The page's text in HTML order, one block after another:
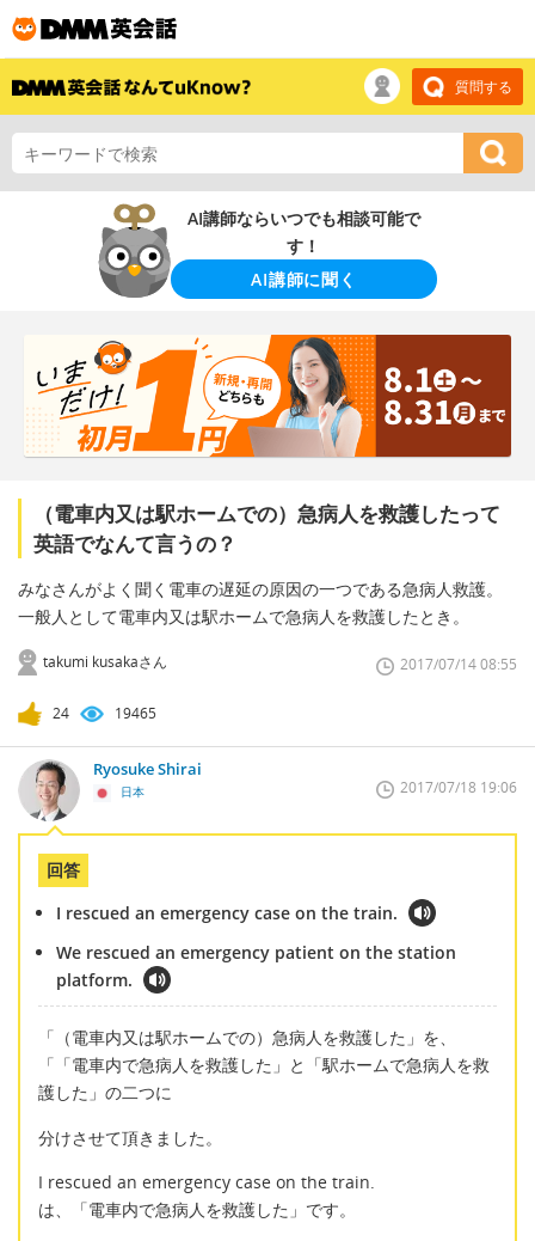
質問する
AI講師ならいつでも相談可能で
す！
AI講師に聞く
（電車内又は駅ホームでの）急病人を救護したって
英語でなんて言うの？
みなさんがよく聞く電車の遅延の原因の一つである急病人救護。
一般人として電車内又は駅ホームで急病人を救護したとき。
takumi kusakaさん 2017/07/14 08:55
24 19465
Ryosuke Shirai
日本 2017/07/18 19:06
回答
I rescued an emergency case on the train.
We rescued an emergency patient on the station
platform.
「（電車内又は駅ホームでの）急病人を救護した」を、
「「電車内で急病人を救護した」と「駅ホームで急病人を救
護した」の二つに
分けさせて頂きました。
I rescued an emergency case on the train.
は、「電車内で急病人を救護した」です。